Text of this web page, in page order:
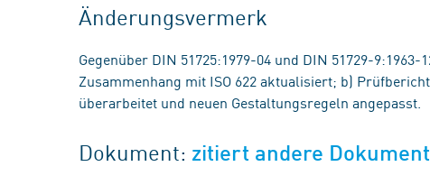
Änderungsvermerk
Gegenüber DIN 51725:1979-04 und DIN 51729-
Zusammenhang mit ISO 622 aktualisiert; b)
überarbeitet und neuen Gestaltungsregeln angepasst.
Dokument: zitiert andere